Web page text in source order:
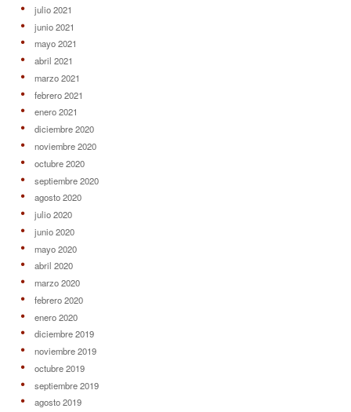
julio 2021
junio 2021
mayo 2021
abril 2021
marzo 2021
febrero 2021
enero 2021
diciembre 2020
noviembre 2020
octubre 2020
septiembre 2020
agosto 2020
julio 2020
junio 2020
mayo 2020
abril 2020
marzo 2020
febrero 2020
enero 2020
diciembre 2019
noviembre 2019
octubre 2019
septiembre 2019
agosto 2019